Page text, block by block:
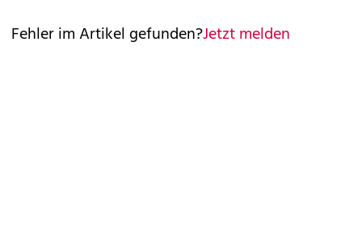
Fehler im Artikel gefunden?Jetzt melden